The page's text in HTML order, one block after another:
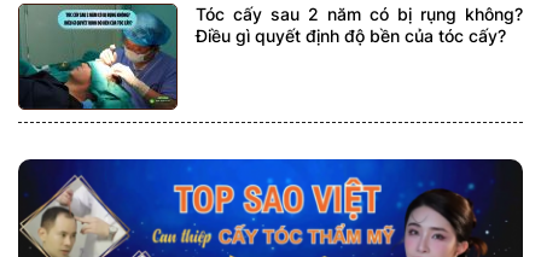
Tóc cấy sau 2 năm có bị rụng không?
Điều gì quyết định độ bền của tóc cấy?